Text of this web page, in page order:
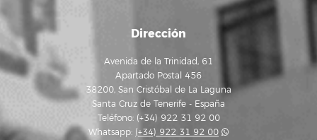
Dirección
Avenida de la Trinidad, 61
Apartado Postal 456
38200, San Cristóbal de La Laguna
Santa Cruz de Tenerife - España
Teléfono: (+34) 922 31 92 00
Whatsapp: (+34) 922 31 92 00